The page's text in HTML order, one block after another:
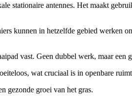
stationaire antennes. Het maakt
kunnen in hetzelfde gebied werken
vast. Geen dubbel werk, maar een
wat cruciaal is in openbare
gezonde groei van het gras.